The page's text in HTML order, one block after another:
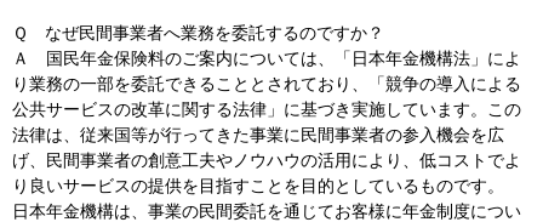
Ｑ なぜ民間事業者へ業務を委託するのですか？
Ａ 国民年金保険料のご案内については、「日本年金機構法」によ
り業務の一部を委託できることとされており、「競争の導入による
公共サービスの改革に関する法律」に基づき実施しています。この
法律は、従来国等が行ってきた事業に民間事業者の参入機会を広
げ、民間事業者の創意工夫やノウハウの活用により、低コストでよ
り良いサービスの提供を目指すことを目的としているものです。
日本年金機構は、事業の民間委託を通じてお客様に年金制度につい